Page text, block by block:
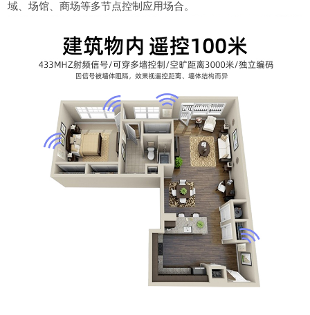
域、场馆、商场等多节点控制应用场合。